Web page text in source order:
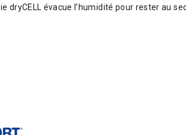
évacue l’humidité pour rester au